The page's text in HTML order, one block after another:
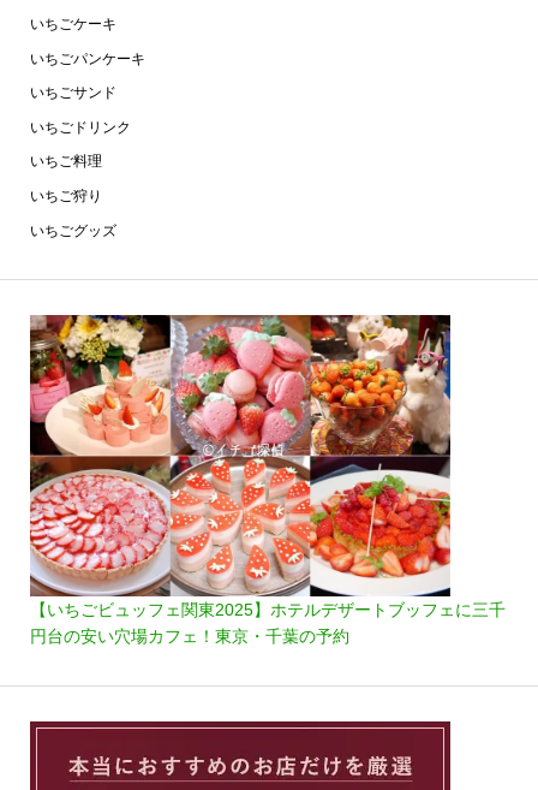
いちごケーキ
いちごパンケーキ
いちごサンド
いちごドリンク
いちご料理
いちご狩り
いちごグッズ
【いちごビュッフェ関東2025】ホテルデザートブッフェに三千
円台の安い穴場カフェ！東京・千葉の予約